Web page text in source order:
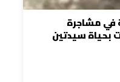
في مشاجرة
بحياة سيدتين